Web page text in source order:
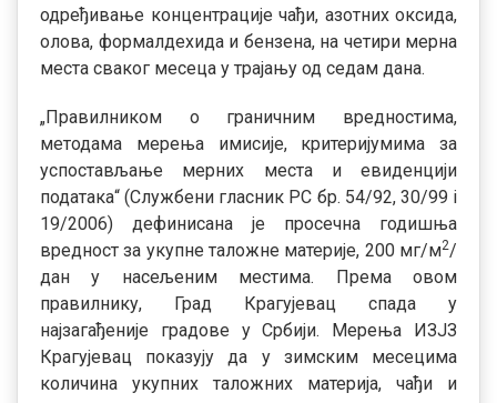
одређивање концентрације чађи, азотних оксида,
олова, формалдехида и бензена, на четири мерна
места сваког месеца у трајању од седам дана.
„Правилником о граничним вредностима,
методама мерења имисије, критеријумима за
успостављање мерних места и евиденцији
података“ (Службени гласник РС бр. 54/92, 30/99 i
19/2006) дефинисана је просечна годишња
вредност за укупне таложне материје, 200 мг/м2/
дан у насељеним местима. Према овом
правилнику, Град Крагујевац спада у
најзагађеније градове у Србији. Мерења ИЗЈЗ
Крагујевац показују да у зимским месецима
количина укупних таложних материја, чађи и